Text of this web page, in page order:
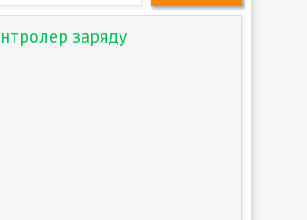
заряду